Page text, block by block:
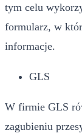
tym celu
formularz, w
informacje.
GLS
W firmie GLS
zagubieniu